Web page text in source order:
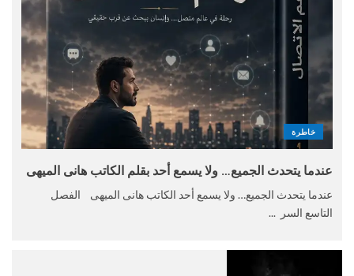
خاطرة
عندما يتحدث الجميع… ولا يسمع أحد بقلم الكاتب هانى الميهى
عندما يتحدث الجميع… ولا يسمع أحد الكاتب هانى الميهى الفصل
التاسع السر ...